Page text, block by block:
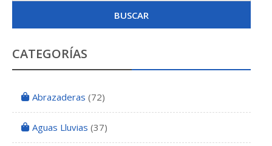
BUSCAR
CATEGORÍAS
Abrazaderas (72)
Aguas Lluvias (37)